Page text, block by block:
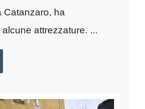
Catanzaro, ha
attrezzature. ...